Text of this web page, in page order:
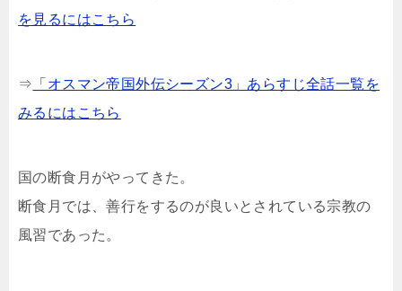
を見るにはこちら
⇒ 「オスマン帝国外伝シーズン3」あらすじ全話一覧を
みるにはこちら
国の断食月がやってきた。
断食月では、善行をするのが良いとされている宗教の
風習であった。